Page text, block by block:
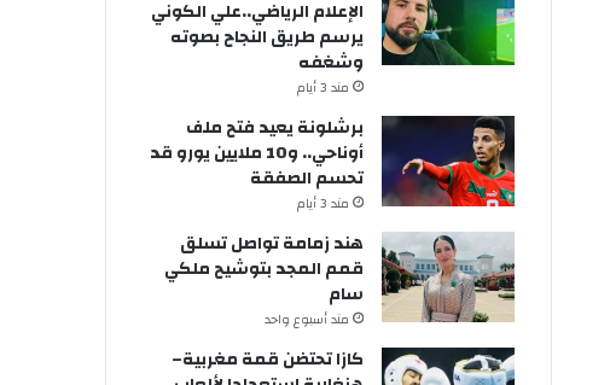
الإعلام الرياضي..علي الكوني
يرسم طريق النجاح بصوته
وشغفه
مند 3 أيام
برشلونة يعيد فتح ملف
أوناحي.. و10 ملايين يورو قد
تحسم الصفقة
مند 3 أيام
هند زمامة تواصل تسلق
قمم المجد بتوشيح ملكي
سام
مند أسبوع واحد
كازا تحتضن قمة مغربية–